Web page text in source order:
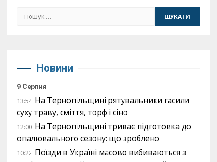
Пошук:
Новини
9 Серпня
13:54 На Тернопільщині рятувальники гасили
суху траву, сміття, торф і сіно
12:00 На Тернопільщині триває підготовка до
опалювального сезону: що зроблено
10:22 Поїзди в Україні масово вибиваються з